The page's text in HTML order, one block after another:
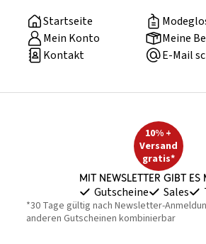
Startseite
Mein Konto
Meine
Kontakt
E-Mail
10% +
Versand
gratis*
Mit Newsletter gibt es
Gutscheine Sales
*30 Tage gültig nach Newsletter-
anderen Gutscheinen kombinierbar